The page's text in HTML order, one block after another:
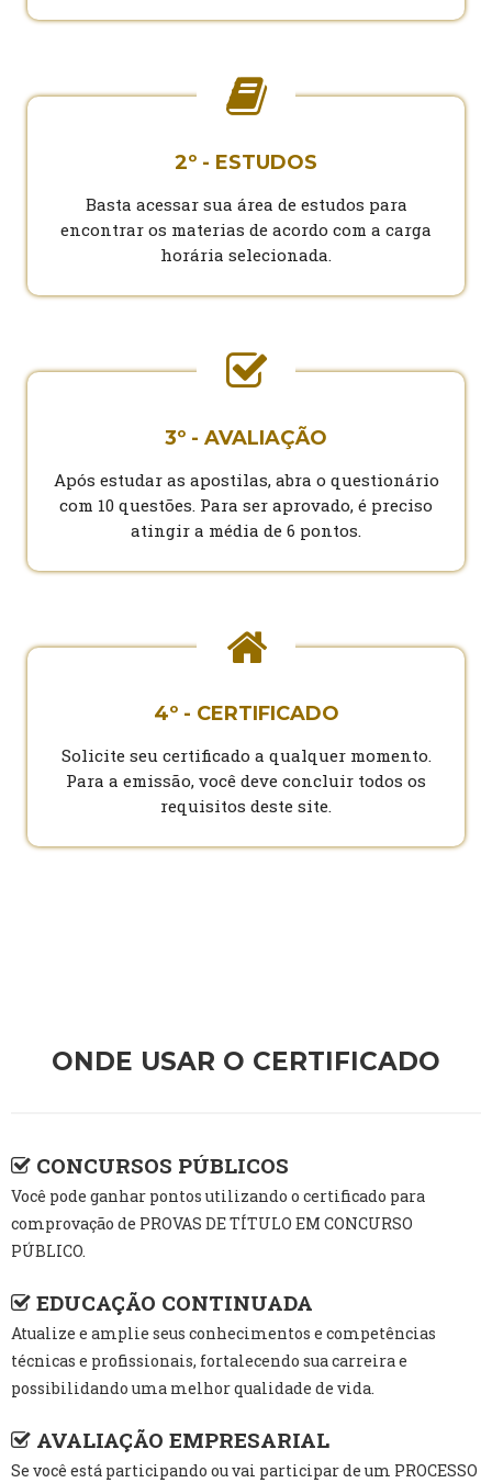
2º - ESTUDOS
Basta acessar sua área de estudos para
encontrar os materias de acordo com a carga
horária selecionada.
3º - AVALIAÇÃO
Após estudar as apostilas, abra o questionário
com 10 questões. Para ser aprovado, é preciso
atingir a média de 6 pontos.
4º - CERTIFICADO
Solicite seu certificado a qualquer momento.
Para a emissão, você deve concluir todos os
requisitos deste site.
ONDE USAR O CERTIFICADO
CONCURSOS PÚBLICOS
Você pode ganhar pontos utilizando o certificado para
comprovação de PROVAS DE TÍTULO EM CONCURSO
PÚBLICO.
EDUCAÇÃO CONTINUADA
Atualize e amplie seus conhecimentos e competências
técnicas e profissionais, fortalecendo sua carreira e
possibilidando uma melhor qualidade de vida.
AVALIAÇÃO EMPRESARIAL
Se você está participando ou vai participar de um PROCESSO